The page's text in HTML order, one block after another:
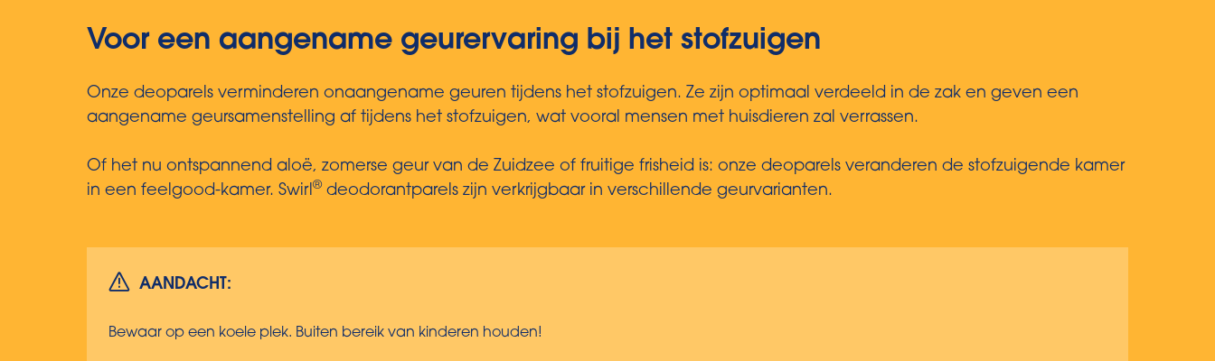
Voor een aangename geurervaring bij het stofzuigen
Onze deoparels verminderen onaangename geuren tijdens het stofzuigen. Ze zijn optimaal verdeeld in de zak en geven een
aangename geursamenstelling af tijdens het stofzuigen, wat vooral mensen met huisdieren zal verrassen.
Of het nu ontspannend aloë, zomerse geur van de Zuidzee of fruitige frisheid is: onze deoparels veranderen de stofzuigende kamer
in een feelgood-kamer. Swirl® deodorantparels zijn verkrijgbaar in verschillende geurvarianten.
AANDACHT:
Bewaar op een koele plek. Buiten bereik van kinderen houden!